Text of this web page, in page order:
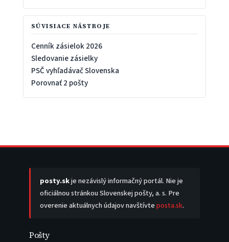
SÚVISIACE NÁSTROJE
Cenník zásielok 2026
Sledovanie zásielky
PSČ vyhľadávač Slovenska
Porovnať 2 pošty
posty.skje nezávislý informačný portál. Nie je
oficiálnou stránkou Slovenskej pošty, a. s. Pre
overenie aktuálnych údajov navštívteposta.sk.
Pošty